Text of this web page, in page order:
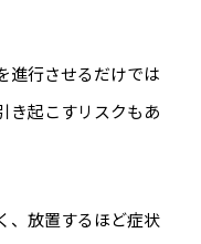
進行させるだけでは
き起こすリスクもあ
、放置するほど症状